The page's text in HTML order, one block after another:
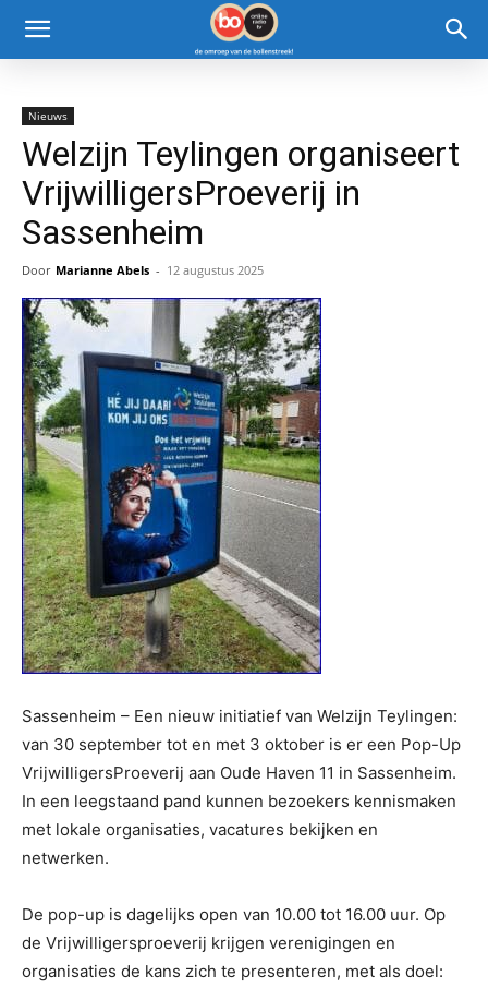
Nieuws
Welzijn Teylingen organiseert
VrijwilligersProeverij in
Sassenheim
Door Marianne Abels - 12 augustus 2025
Sassenheim – Een nieuw initiatief van Welzijn Teylingen:
van 30 september tot en met 3 oktober is er een Pop-Up
VrijwilligersProeverij aan Oude Haven 11 in Sassenheim.
In een leegstaand pand kunnen bezoekers kennismaken
met lokale organisaties, vacatures bekijken en
netwerken.
De pop-up is dagelijks open van 10.00 tot 16.00 uur. Op
de Vrijwilligersproeverij krijgen verenigingen en
organisaties de kans zich te presenteren, met als doel: